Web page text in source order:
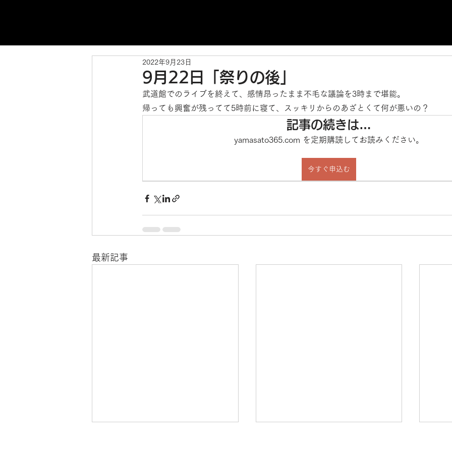
9月22日「祭りの後」
2022年9月23日
武道館でのライブを終えて、感情昂ったまま不毛な議論を3時まで堪能。
帰っても興奮が残ってて5時前に寝て、スッキリからのあざとくて何が悪いの？
記事の続きは…
yamasato365.com を定期購読してお読みください。
今すぐ申込む
最新記事